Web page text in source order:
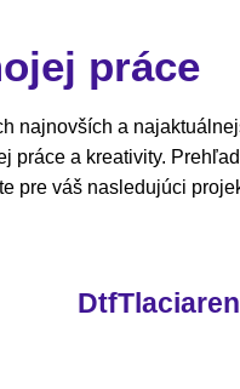
práce
najnovších a
práce a kreativity.
pre váš nasledujúci
DtfTlaciaren